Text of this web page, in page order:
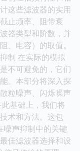
这些滤波器的实用
止频率、阻带衰
器类型和阶数，并
、电容）的取值。
制 在实际的模拟
不可避免的，它们
。本部分将深入探
粒噪声、闪烁噪声
基础上，我们将
术和方法。这包
噪声抑制中的关键
佳滤波器选择和设